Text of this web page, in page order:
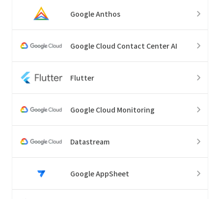
Google Anthos
Google Cloud Contact Center AI
Flutter
Google Cloud Monitoring
Datastream
Google AppSheet